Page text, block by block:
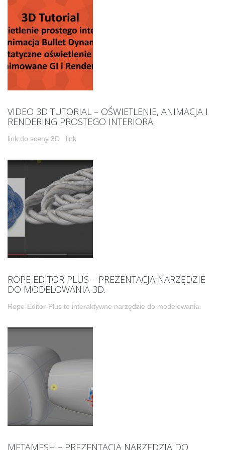
VIDEO 3D TUTORIAL – OŚWIETLENIE, ANIMACJA I
RENDERING PROSTEGO INTERIORA.
link do sceny 3D link
ROPE EDITOR PLUS – PREZENTACJA NARZĘDZIE
DO MODELOWANIA 3D.
Rope-Editor-Plus to interaktywne narzędzie do modelowania
METAMESH – PREZENTACJA NARZĘDZIA DO